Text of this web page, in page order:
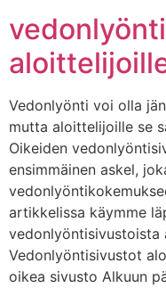
Vedonlyönti voi olla
mutta aloittelijoille se
Oikeiden
ensimmäinen askel,
artikkelissa käymme
vedonlyöntisivustoista
Vedonlyöntisivustot
oikea sivusto Alkuun